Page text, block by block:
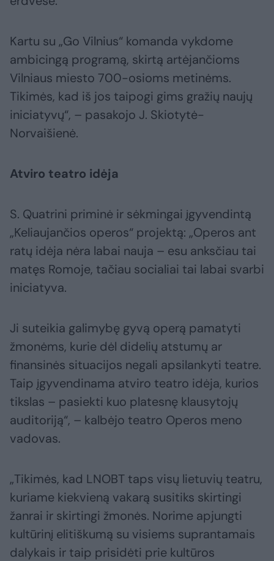
Kartu su „Go Vilnius“ komanda vykdome
ambicingą programą, skirtą artėjančioms
Vilniaus miesto 700-osioms metinėms.
Tikimės, kad iš jos taipogi gims gražių naujų
iniciatyvų“, – pasakojo J. Skiotytė-
Norvaišienė.
Atviro teatro idėja
S. Quatrini priminė ir sėkmingai įgyvendintą
„Keliaujančios operos“ projektą: „Operos ant
ratų idėja nėra labai nauja – esu anksčiau tai
matęs Romoje, tačiau socialiai tai labai svarbi
iniciatyva.
Ji suteikia galimybę gyvą operą pamatyti
žmonėms, kurie dėl didelių atstumų ar
finansinės situacijos negali apsilankyti teatre.
Taip įgyvendinama atviro teatro idėja, kurios
tikslas – pasiekti kuo platesnę klausytojų
auditoriją“, – kalbėjo teatro Operos meno
vadovas.
„Tikimės, kad LNOBT taps visų lietuvių teatru,
kuriame kiekvieną vakarą susitiks skirtingi
žanrai ir skirtingi žmonės. Norime apjungti
kultūrinį elitiškumą su visiems suprantamais
dalykais ir taip prisidėti prie kultūros